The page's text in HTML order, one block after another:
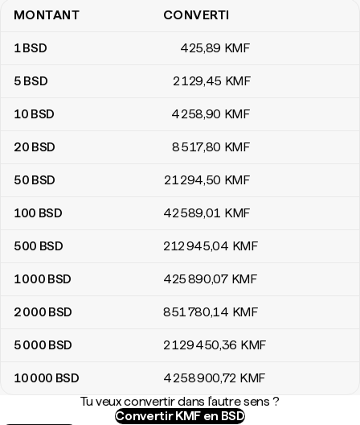
Table de conversion dollars bahaméens vers francs comoriens
MONTANT CONVERTI
1BSD 425,89 KMF
5 BSD 2 129,45 KMF
10 BSD 4 258,90 KMF
20 BSD 8 517,80 KMF
50 BSD 21 294,50 KMF
100 BSD 42 589,01 KMF
500 BSD 212 945,04 KMF
1 000 BSD 425 890,07 KMF
2 000 BSD 851 780,14 KMF
5 000 BSD 2 129 450,36 KMF
10 000 BSD 4 258 900,72 KMF
Tu veux convertir dans l'autre sens ?
Convertir KMF en BSD